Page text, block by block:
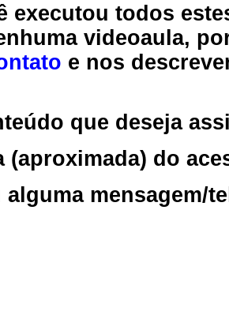
executou todos
videoaula,
e nos
que deseja
(aproximada) do
alguma mensagem/